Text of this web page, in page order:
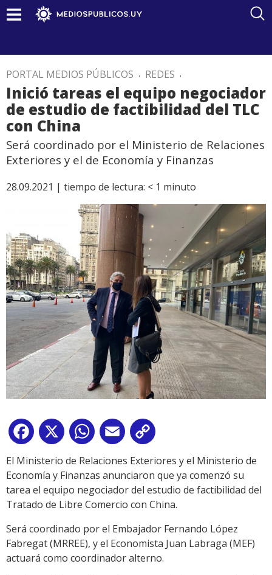
PORTAL MEDIOS PÚBLICOS . REDES .
Inició tareas el equipo negociador
de estudio de factibilidad del TLC
con China
Será coordinado por el Ministerio de Relaciones
Exteriores y el de Economía y Finanzas
28.09.2021 | tiempo de lectura: < 1 minuto
Facebook
X WhatsApp
Email
Link
El Ministerio de Relaciones Exteriores y el Ministerio de
Economía y Finanzas anunciaron que ya comenzó su
tarea el equipo negociador del estudio de factibilidad del
Tratado de Libre Comercio con China.
Será coordinado por el Embajador Fernando López
Fabregat (MRREE), y el Economista Juan Labraga (MEF)
actuará como coordinador alterno.